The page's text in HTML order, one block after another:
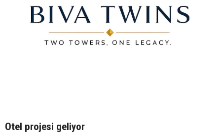
Otel projesi geliyor